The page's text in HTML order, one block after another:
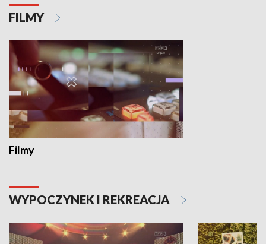
FILMY
Filmy
WYPOCZYNEK I REKREACJA